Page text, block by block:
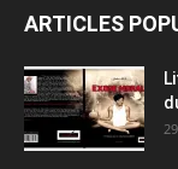
ARTICLES